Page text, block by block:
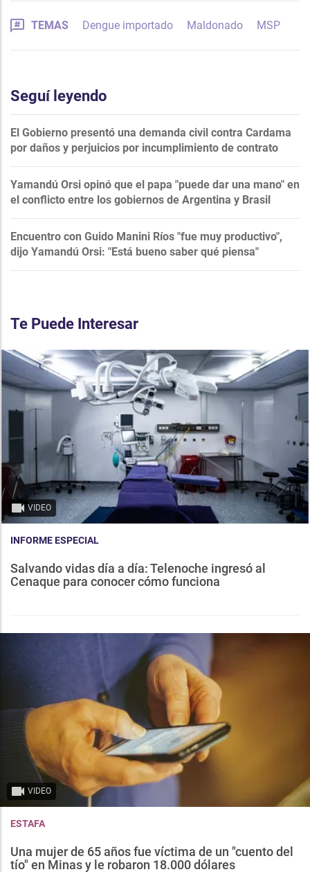
TEMAS Dengue importado Maldonado MSP
Seguí leyendo
El Gobierno presentó una demanda civil contra Cardama
por daños y perjuicios por incumplimiento de contrato
Yamandú Orsi opinó que el papa "puede dar una mano" en
el conflicto entre los gobiernos de Argentina y Brasil
Encuentro con Guido Manini Ríos "fue muy productivo",
dijo Yamandú Orsi: "Está bueno saber qué piensa"
Te Puede Interesar
VIDEO
INFORME ESPECIAL
Salvando vidas día a día: Telenoche ingresó al
Cenaque para conocer cómo funciona
VIDEO
ESTAFA
Una mujer de 65 años fue víctima de un "cuento del
tío" en Minas y le robaron 18.000 dólares